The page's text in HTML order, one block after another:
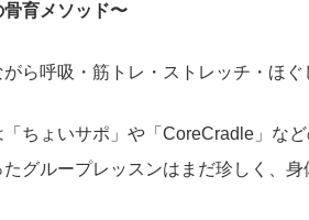
育メソッド〜
ら呼吸・筋トレ・ストレッチ・ほ
「ちょいサポ」や「CoreCradle」な
グループレッスンはまだ珍しく、